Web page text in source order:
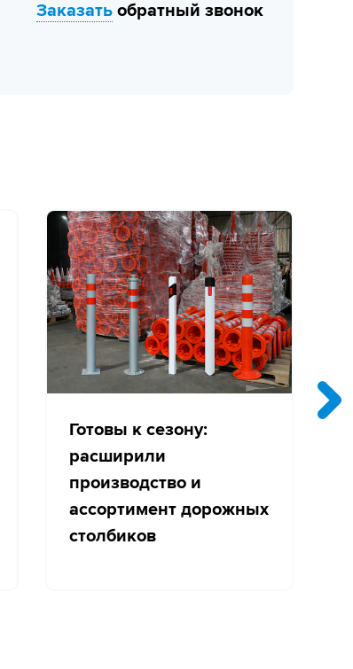
Заказатьобратный звонок
Готовы к сезону:
расширили
производство и
ассортимент дорожных
столбиков